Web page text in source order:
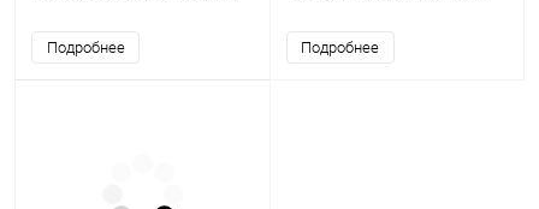
Подробнее Подробнее